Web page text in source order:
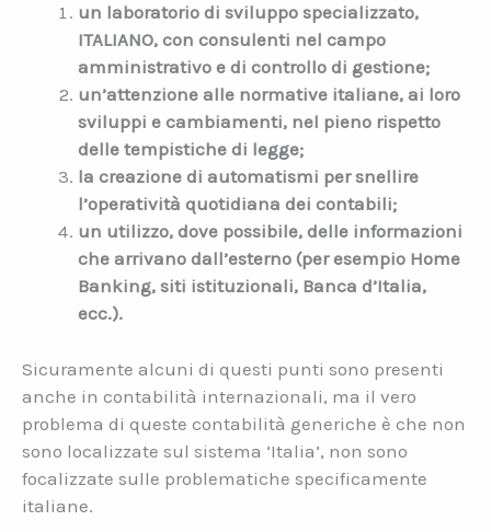
un laboratorio di sviluppo specializzato,
ITALIANO, con consulenti nel campo
amministrativo e di controllo di gestione;
un’attenzione alle normative italiane, ai loro
sviluppi e cambiamenti, nel pieno rispetto
delle tempistiche di legge;
la creazione di automatismi per snellire
l’operatività quotidiana dei contabili;
un utilizzo, dove possibile, delle informazioni
che arrivano dall’esterno (per esempio Home
Banking, siti istituzionali, Banca d’Italia,
ecc.).
Sicuramente alcuni di questi punti sono presenti
anche in contabilità internazionali, ma il vero
problema di queste contabilità generiche è che non
sono localizzate sul sistema ‘Italia’, non sono
focalizzate sulle problematiche specificamente
italiane.